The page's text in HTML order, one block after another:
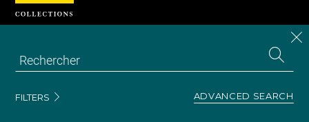
FILTERS ADVANCED SEARCH
Cookies management panel